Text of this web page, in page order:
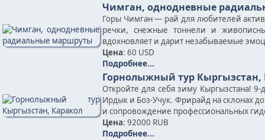
Чимган, однодневные
Горы Чимган — рай для любителей
речки, снежные тоннели и
вдохновляет и дарит незабываемые
Цена: 60 USD
Подробнее...
Горнолыжный тур Кыргызстан,
Откройте для себя зиму Кыргызстана!
Ирдык и Боз-Учук. Фрирайд на склонах
и сопровождение профессиональных
Цена: 92000 RUB
Подробнее...